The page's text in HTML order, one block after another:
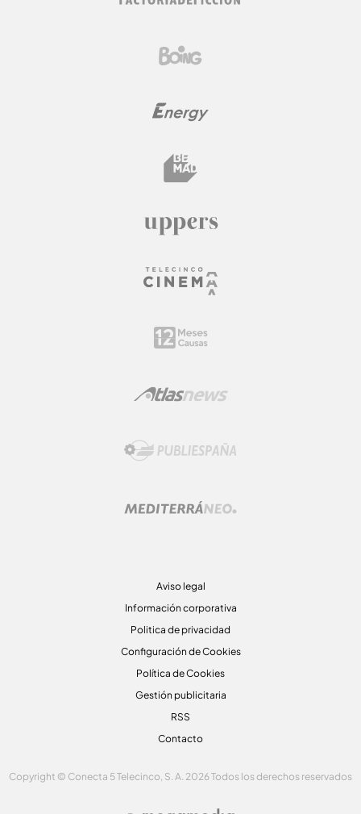
Aviso legal
Información corporativa
Politica de privacidad
Configuración de Cookies
Política de Cookies
Gestión publicitaria
RSS
Contacto
Copyright © Conecta 5 Telecinco, S. A. 2026 Todos los derechos reservados